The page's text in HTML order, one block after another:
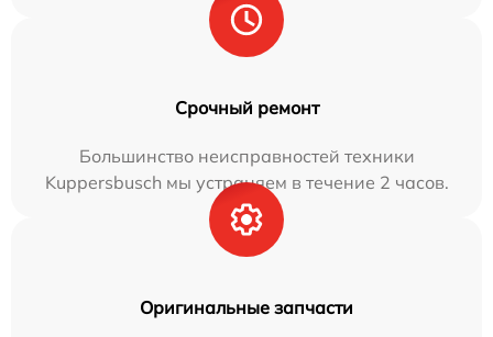
Срочный ремонт
Большинство неисправностей техники
Kuppersbusch мы устраняем в течение 2 часов.
Оригинальные запчасти